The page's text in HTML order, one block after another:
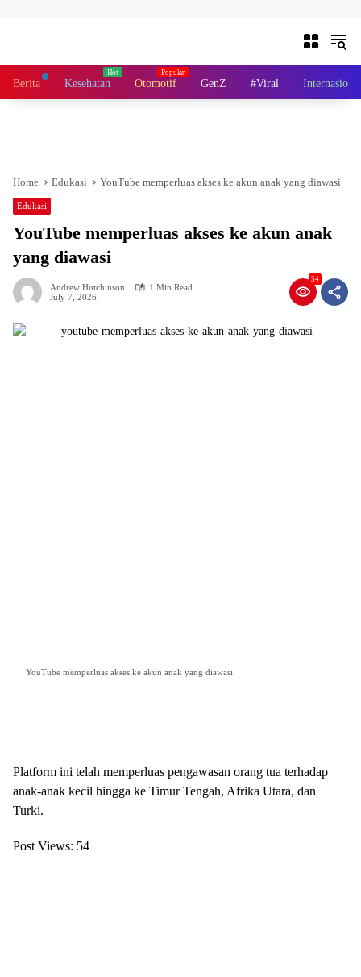
Berita Kesehatan Otomotif GenZ #Viral Internasional
Home Edukasi YouTube memperluas akses ke akun anak yang diawasi
Edukasi
YouTube memperluas akses ke akun anak
yang diawasi
Andrew Hutchinson
1 Min Read
July 7, 2026
54
YouTube memperluas akses ke akun anak yang diawasi
Platform ini telah memperluas pengawasan orang tua terhadap
anak-anak kecil hingga ke Timur Tengah, Afrika Utara, dan
Turki.
Post Views: 54